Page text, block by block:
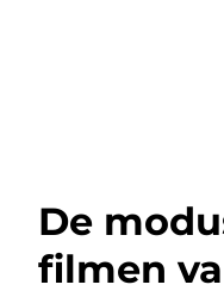
De
filmen